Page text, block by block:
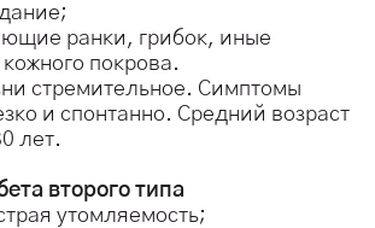
ранки, грибок, иные
покрова.
стремительное. Симптомы
и спонтанно. Средний возраст
лет.
второго типа
утомляемость;